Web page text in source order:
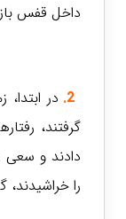
داخل قفس
2.
در
گرفتند،
دادند و سعی
را خراشیدند،